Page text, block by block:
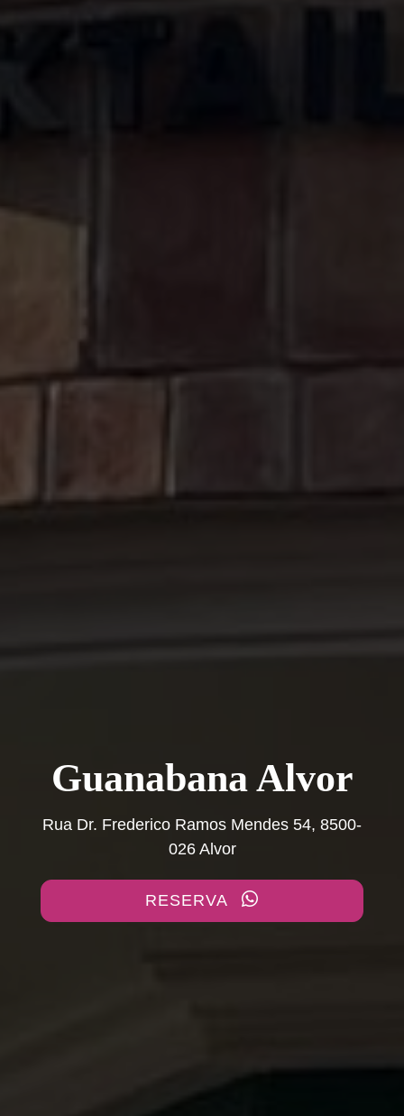
Guanabana Alvor
Rua Dr. Frederico Ramos Mendes 54, 8500-
026 Alvor
RESERVA
Cocktails & Tacos
Cozinha aberta todos os dias até à meia-
noite!
VER O MENU